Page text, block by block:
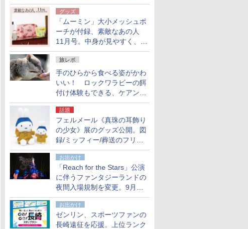
る大小2個セット
グッズ
「ムーミン」大小メッシュポ
ーチが付録、素敵なあの人
11月号。中身が見やすく、温
泉スパにも使える
旅レポ
手のひらから食べる姿がかわ
いい！ ロックワラビーの餌
付け体験もできる、ケアンズ
でアサートン高原の日本語ガ
イド付きツアーに参加してみ
た
話題
フェルメール《真珠の耳飾り
の少女》展のグッズ公開。図
録/ミッフィー/葬送のフリー
レンほか、注目ブランドコラ
ボが実現
お出かけ
「Reach for the Stars」公演
に伴うファンタジーランドの
夜間入場規制を変更。9月か
ら18時50分～20時ごろに
お出かけ
ゼンリン、スポーツファンの
長崎遠征を応援。上位ランク